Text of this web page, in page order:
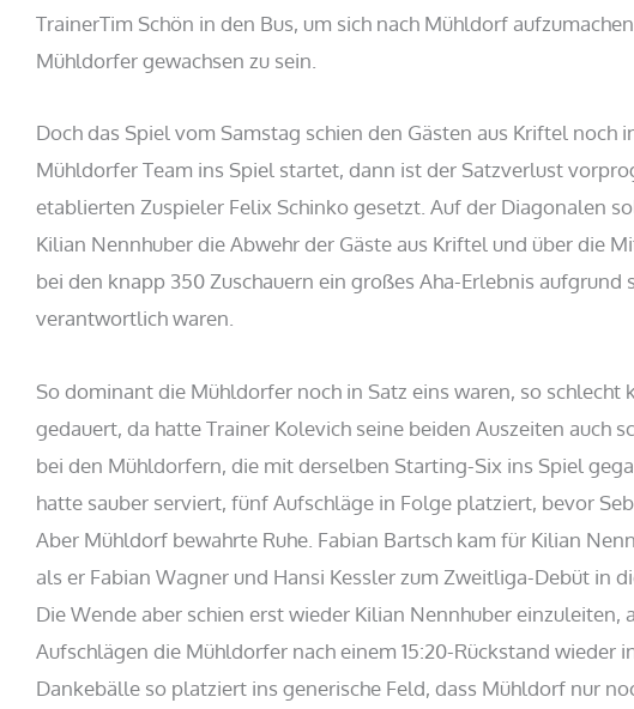
TrainerTim Schön in den Bus, um sich nach Mühldorf
Mühldorfer gewachsen zu sein.
Doch das Spiel vom Samstag schien den Gästen aus Kriftel
Mühldorfer Team ins Spiel startet, dann ist der Satzverlust
etablierten Zuspieler Felix Schinko gesetzt. Auf der Diagonalen
Kilian Nennhuber die Abwehr der Gäste aus Kriftel und über die
bei den knapp 350 Zuschauern ein großes Aha-Erlebnis
verantwortlich waren.
So dominant die Mühldorfer noch in Satz eins waren, so
gedauert, da hatte Trainer Kolevich seine beiden Auszeiten auch
bei den Mühldorfern, die mit derselben Starting-Six ins Spiel
hatte sauber serviert, fünf Aufschläge in Folge platziert, bevor
Aber Mühldorf bewahrte Ruhe. Fabian Bartsch kam für Kilian
als er Fabian Wagner und Hansi Kessler zum Zweitliga-Debüt in
Die Wende aber schien erst wieder Kilian Nennhuber
Aufschlägen die Mühldorfer nach einem 15:20-Rückstand wieder
Dankebälle so platziert ins generische Feld, dass Mühldorf nur